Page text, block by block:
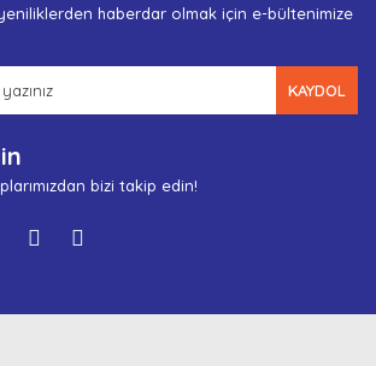
haberdar olmak için e-bültenimize
KAYDOL
bizi takip edin!